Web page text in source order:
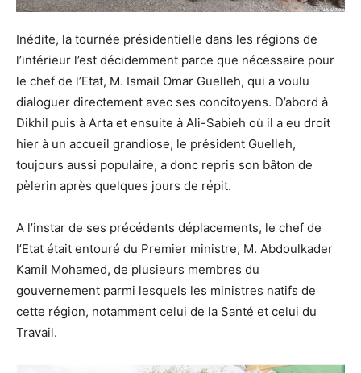
Inédite, la tournée présidentielle dans les régions de
l’intérieur l’est décidemment parce que nécessaire pour
le chef de l’Etat, M. Ismail Omar Guelleh, qui a voulu
dialoguer directement avec ses concitoyens. D’abord à
Dikhil puis à Arta et ensuite à Ali-Sabieh où il a eu droit
hier à un accueil grandiose, le président Guelleh,
toujours aussi populaire, a donc repris son bâton de
pèlerin après quelques jours de répit.
A l’instar de ses précédents déplacements, le chef de
l’Etat était entouré du Premier ministre, M. Abdoulkader
Kamil Mohamed, de plusieurs membres du
gouvernement parmi lesquels les ministres natifs de
cette région, notamment celui de la Santé et celui du
Travail.